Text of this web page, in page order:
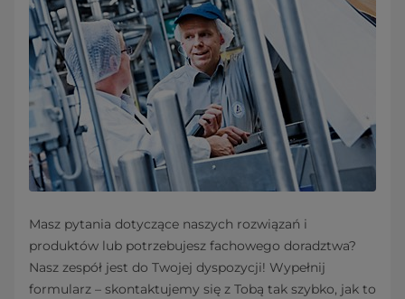
Masz pytania dotyczące naszych rozwiązań i
produktów lub potrzebujesz fachowego doradztwa?
Nasz zespół jest do Twojej dyspozycji! Wypełnij
formularz – skontaktujemy się z Tobą tak szybko, jak to